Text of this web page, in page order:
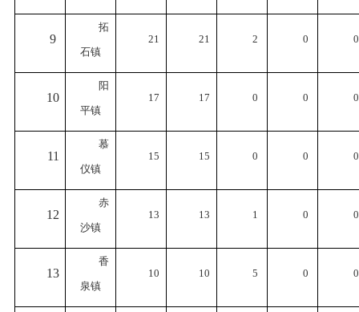
9
拓
石镇
21 21 2 0 0
10
阳
平镇
17 17 0 0 0
11
慕
仪镇
15 15 0 0 0
12
赤
沙镇
13 13 1 0 0
13
香
泉镇
10 10 5 0 0